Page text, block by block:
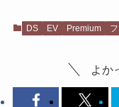
DS EV Premium
よか